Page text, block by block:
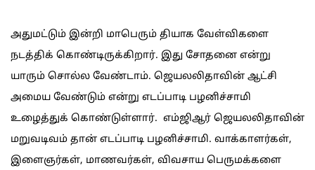
அதுமட்டும் இன்றி மாபெரும் தியாக வேள்விகளை
நடத்திக் கொண்டிருக்கிறார். இது சோதனை என்று
யாரும் சொல்ல வேண்டாம். ஜெயலலிதாவின் ஆட்சி
அமைய வேண்டும் என்று எடப்பாடி பழனிச்சாமி
உழைத்துக் கொண்டுள்ளார். எம்ஜிஆர் ஜெயலலிதாவின்
மறுவடிவம் தான் எடப்பாடி பழனிச்சாமி. வாக்காளர்கள்,
இளைஞர்கள், மாணவர்கள், விவசாய பெருமக்களை